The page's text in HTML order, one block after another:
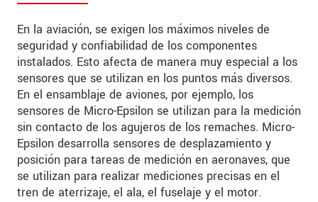
En la aviación, se exigen los máximos niveles de
seguridad y confiabilidad de los componentes
instalados. Esto afecta de manera muy especial a los
sensores que se utilizan en los puntos más diversos.
En el ensamblaje de aviones, por ejemplo, los
sensores de Micro-Epsilon se utilizan para la medición
sin contacto de los agujeros de los remaches. Micro-
Epsilon desarrolla sensores de desplazamiento y
posición para tareas de medición en aeronaves, que
se utilizan para realizar mediciones precisas en el
tren de aterrizaje, el ala, el fuselaje y el motor.